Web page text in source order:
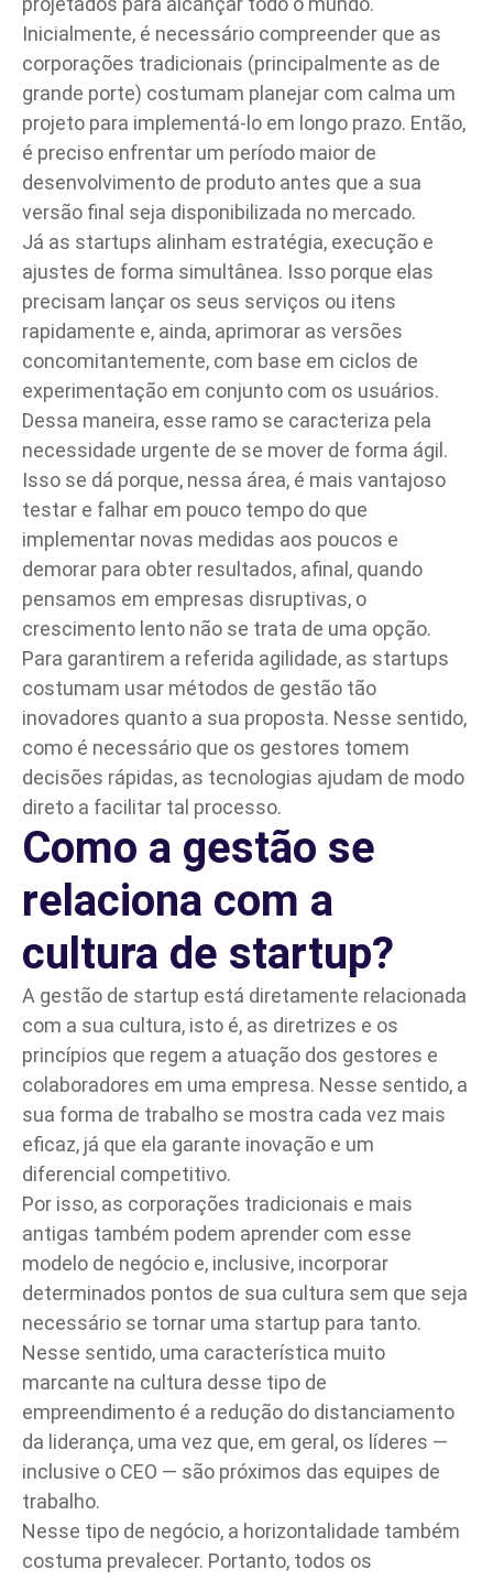
Inicialmente, é necessário compreender que as
corporações tradicionais (principalmente as de
grande porte) costumam planejar com calma um
projeto para implementá-lo em longo prazo. Então,
é preciso enfrentar um período maior de
desenvolvimento de produto antes que a sua
versão final seja disponibilizada no mercado.
Já as startups alinham estratégia, execução e
ajustes de forma simultânea. Isso porque elas
precisam lançar os seus serviços ou itens
rapidamente e, ainda, aprimorar as versões
concomitantemente, com base em ciclos de
experimentação em conjunto com os usuários.
Dessa maneira, esse ramo se caracteriza pela
necessidade urgente de se mover de forma ágil.
Isso se dá porque, nessa área, é mais vantajoso
testar e falhar em pouco tempo do que
implementar novas medidas aos poucos e
demorar para obter resultados, afinal, quando
pensamos em empresas disruptivas, o
crescimento lento não se trata de uma opção.
Para garantirem a referida agilidade, as startups
costumam usar métodos de gestão tão
inovadores quanto a sua proposta. Nesse sentido,
como é necessário que os gestores tomem
decisões rápidas, as tecnologias ajudam de modo
direto a facilitar tal processo.
Como a gestão se
relaciona com a
cultura de startup?
A gestão de startup está diretamente relacionada
com a sua cultura, isto é, as diretrizes e os
princípios que regem a atuação dos gestores e
colaboradores em uma empresa. Nesse sentido, a
sua forma de trabalho se mostra cada vez mais
eficaz, já que ela garante inovação e um
diferencial competitivo.
Por isso, as corporações tradicionais e mais
antigas também podem aprender com esse
modelo de negócio e, inclusive, incorporar
determinados pontos de sua cultura sem que seja
necessário se tornar uma startup para tanto.
Nesse sentido, uma característica muito
marcante na cultura desse tipo de
empreendimento é a redução do distanciamento
da liderança, uma vez que, em geral, os líderes —
inclusive o CEO — são próximos das equipes de
trabalho.
Nesse tipo de negócio, a horizontalidade também
costuma prevalecer. Portanto, todos os